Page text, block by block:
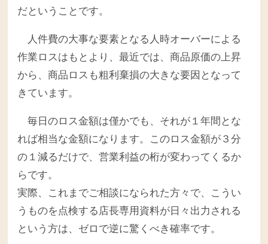
だということです。
人件費の大事な要素となる人時オーバーによる
作業ロスはもとより、最近では、商品原価の上昇
から、商品ロスも粗利棄損の大きな要因となって
きています。
毎日のロス金額は僅かでも、それが１年間とな
れば相当な金額になります。このロス金額が３分
の１減るだけで、営業利益の桁が変わってくるか
らです。
実際、これまでご相談になられた方々で、こうい
うものを点検する店長専用資料が日々出力される
という方は、ゼロで逆に驚くべき確率です。